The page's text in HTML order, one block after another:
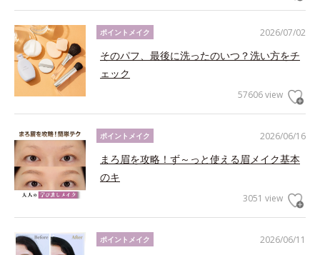
2026/07/02
ポイントメイク
そのパフ、最後に洗ったのいつ？洗い方をチ
ェック
57606 view
2026/06/16
ポイントメイク
まろ眉を攻略！ず～っと使える眉メイク基本
のキ
3051 view
2026/06/11
ポイントメイク